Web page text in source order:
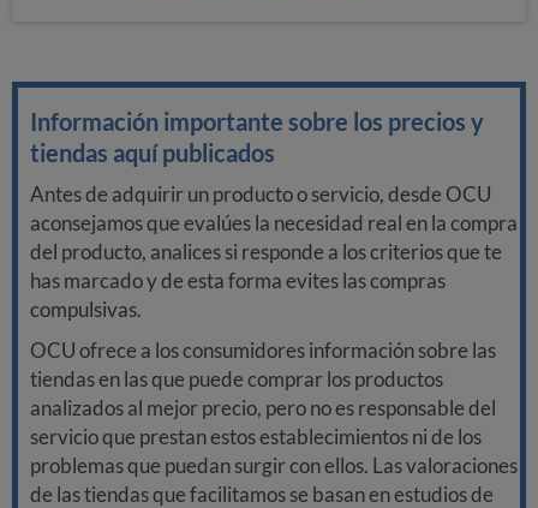
Información importante sobre los precios y
tiendas aquí publicados
Antes de adquirir un producto o servicio, desde OCU
aconsejamos que evalúes la necesidad real en la compra
del producto, analices si responde a los criterios que te
has marcado y de esta forma evites las compras
compulsivas.
OCU ofrece a los consumidores información sobre las
tiendas en las que puede comprar los productos
analizados al mejor precio, pero no es responsable del
servicio que prestan estos establecimientos ni de los
problemas que puedan surgir con ellos. Las valoraciones
de las tiendas que facilitamos se basan en estudios de